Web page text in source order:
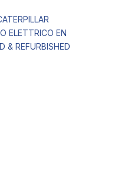
ELETTRICO EN
& REFURBISHED